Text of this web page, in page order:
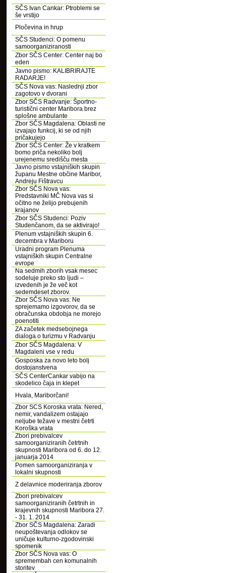
SČS Ivan Cankar: Ptroblemi se
še vrstijo
Pločevina in hrup
SČS Studenci: O pomenu
samoorganiziranosti
Zbor SČS Center: Center naj bo
eden
Javno pismo: KALIBRIRAJTE
RADARJE!
SČS Nova vas: Naslednji zbor
zagotovo v dvorani
Zbor SČS Radvanje: Športno-
turistični center Maribora brez
splošne ambulante
Zbor SČS Magdalena: Oblasti ne
izvajajo funkcij, ki se od njih
pričakujejo
Zbor SČS Center: Že v kratkem
bomo priča nekoliko bolj
urejenemu središču mesta
Javno pismo vstajniških skupin
županu Mestne občine Maribor,
Andreju Fištravcu
Zbor SČS Nova vas:
Predstavniki MČ Nova vas si
očitno ne želijo prebujenih
krajanov
Zbor SČS Studenci: Poziv
Studenčanom, da se aktivirajo!
Plenum vstajniških skupin 6.
decembra v Mariboru
Uradni program Plenuma
vstajniških skupin Centralne
evrope
Na sedmih zborih vsak mesec
sodeluje preko sto ljudi –
izvedenih je že več kot
sedemdeset zborov.
Zbor SČS Nova vas: Ne
sprejemamo izgovorov, da se
obračunska obdobja ne morejo
poenotiti
ZA začetek medsebojnega
dialoga o turizmu v Radvanju
Zbor SČS Magdalena: V
Magdaleni vse v redu
Gosposka za novo leto bolj
dostojanstvena
SČS CenterCankar vabijo na
skodelico čaja in klepet
Hvala, Mariborčani!
Zbor SCS Koroska vrata: Nered,
nemir, vandalizem ostajajo
neljube težave v mestni četrti
Koroška vrata
Zbori prebivalcev
samoorganiziranih četrtnih
skupnosti Maribora od 6. do 12.
januarja 2014
Pomen samoorganiziranja v
lokalni skupnosti
Z delavnice moderiranja zborov
Zbori prebivalcev
samoorganiziranih četrtnih in
krajevnih skupnosti Maribora 27.
- 31. 1. 2014
Zbor SČS Magdalena: Zaradi
neupoštevanja odlokov se
uničuje kulturno-zgodovinski
spomenik
Zbor SČS Nova vas: O
spremembah cen komunalnih
storitev